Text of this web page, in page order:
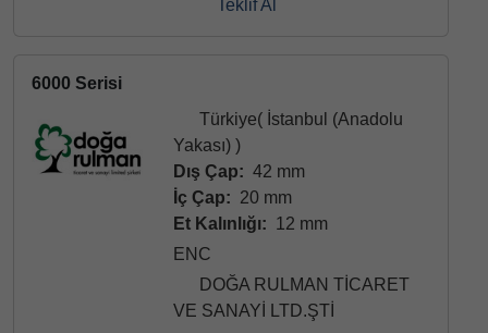
Teklif Al
6000 Serisi
Türkiye( İstanbul (Anadolu
Yakası) )
Dış Çap: 42 mm
İç Çap: 20 mm
Et Kalınlığı: 12 mm
ENC
DOĞA RULMAN TİCARET
VE SANAYİ LTD.ŞTİ